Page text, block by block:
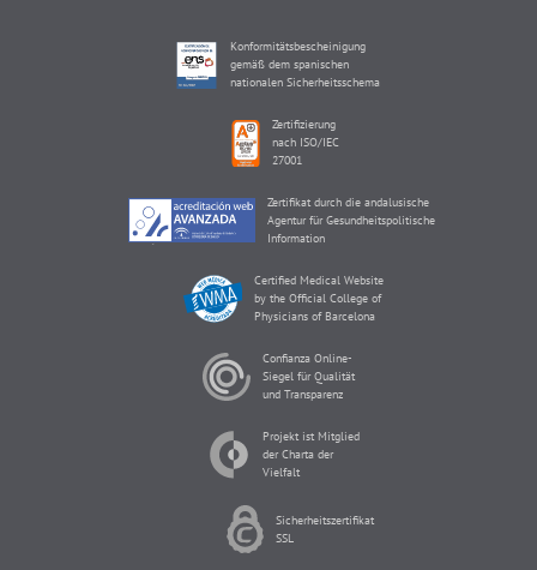
Konformitätsbescheinigung
gemäß dem spanischen
nationalen Sicherheitsschema
Zertifizierung
nach ISO/IEC
27001
Zertifikat durch die andalusische
Agentur für Gesundheitspolitische
Information
Certified Medical Website
by the Official College of
Physicians of Barcelona
Confianza Online-
Siegel für Qualität
und Transparenz
Projekt ist Mitglied
der Charta der
Vielfalt
Sicherheitszertifikat
SSL